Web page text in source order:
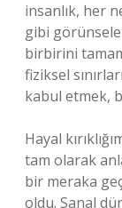
insanlık, her
gibi
birbirini
fiziksel
kabul etmek,
Hayal
tam olarak
bir meraka
oldu. Sanal